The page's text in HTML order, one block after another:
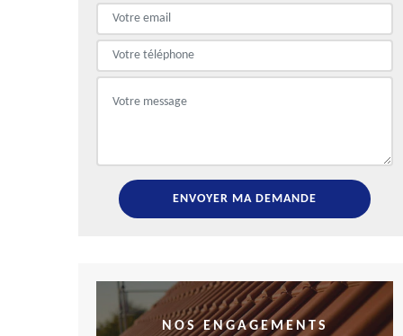
NOS ENGAGEMENTS